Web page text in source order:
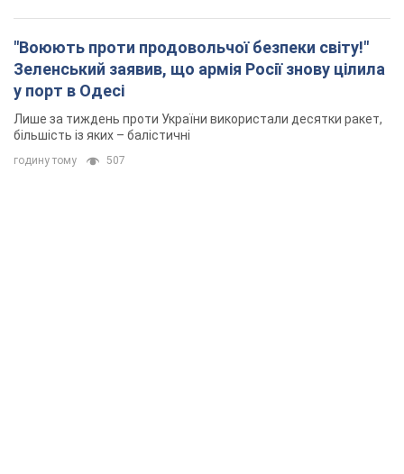
"Воюють проти продовольчої безпеки світу!"
Зеленський заявив, що армія Росії знову цілила
у порт в Одесі
Лише за тиждень проти України використали десятки ракет,
більшість із яких – балістичні
годину тому 507